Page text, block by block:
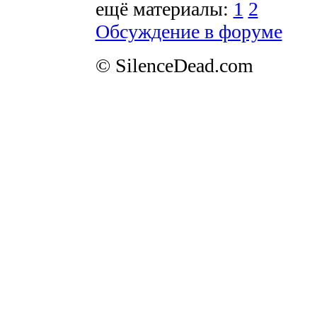
ещё материалы: 1 2
Обсуждение в форуме
© SilenceDead.com